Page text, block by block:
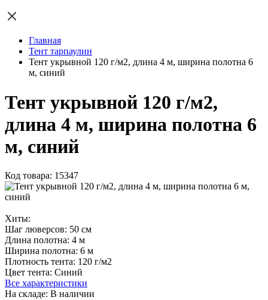
Главная
Тент тарпаулин
Тент укрывной 120 г/м2, длина 4 м, ширина полотна 6
м, синий
Тент укрывной 120 г/м2,
длина 4 м, ширина полотна 6
м, синий
Код товара: 15347
Хиты:
Шаг люверсов: 50 см
Длина полотна: 4 м
Ширина полотна: 6 м
Плотность тента: 120 г/м2
Цвет тента: Синий
Все характеристики
На складе: В наличии